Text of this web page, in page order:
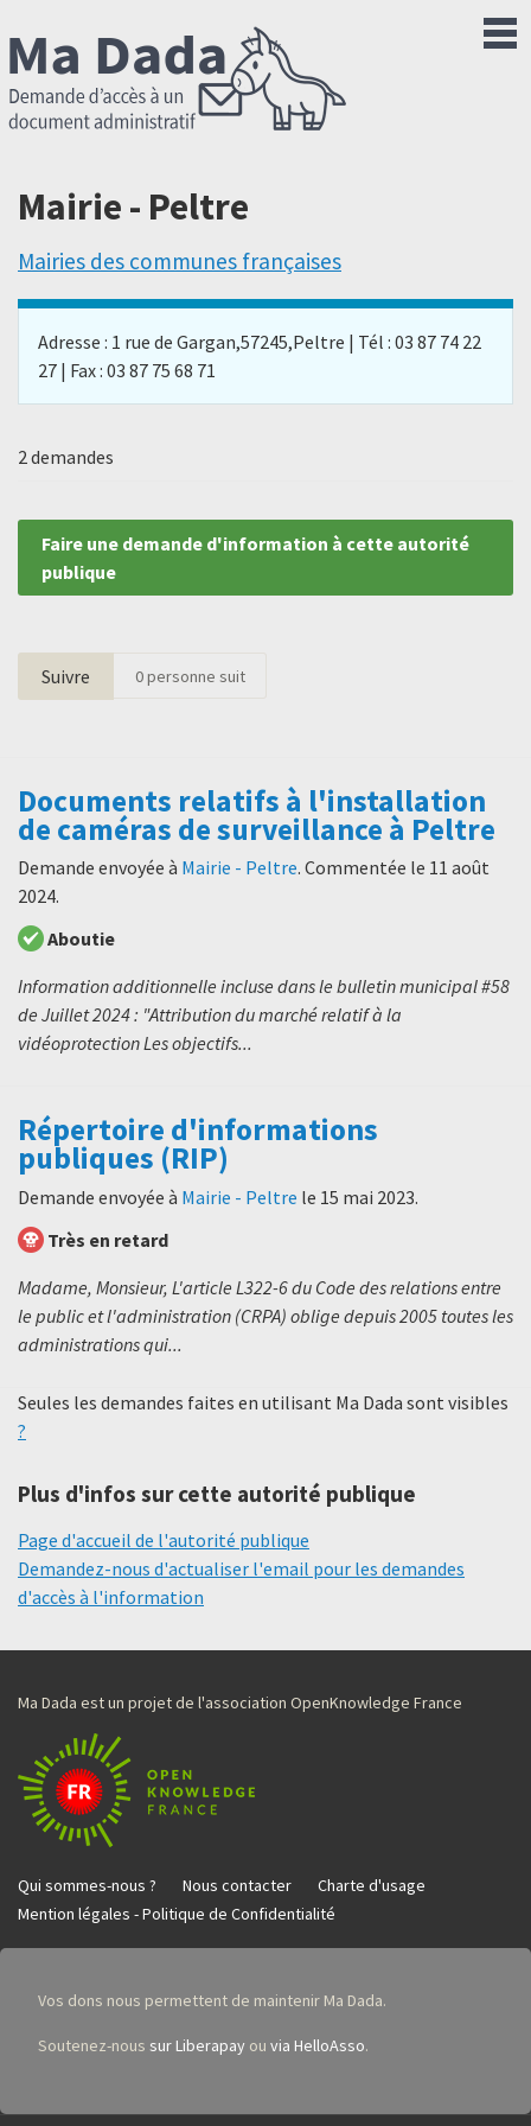
Mairie - Peltre
Mairies des communes françaises
Adresse : 1 rue de Gargan,57245,Peltre | Tél : 03 87 74 22
27 | Fax : 03 87 75 68 71
2 demandes
Faire une demande d'information à cette autorité
publique
Suivre 0personne suit
Documents relatifs à l'installation
de caméras de surveillance à Peltre
Demande envoyée à Mairie - Peltre. Commentée le 11 août
2024.
Aboutie
Information additionnelle incluse dans le bulletin municipal #58
de Juillet 2024 : "Attribution du marché relatif à la
vidéoprotection Les objectifs...
Répertoire d'informations
publiques (RIP)
Demande envoyée à Mairie - Peltre le 15 mai 2023.
Très en retard
Madame, Monsieur, L'article L322-6 du Code des relations entre
le public et l'administration (CRPA) oblige depuis 2005 toutes les
administrations qui...
Seules les demandes faites en utilisant Ma Dada sont visibles
?
Plus d'infos sur cette autorité publique
Page d'accueil de l'autorité publique
Demandez-nous d'actualiser l'email pour les demandes
d'accès à l'information
Ma Dada est un projet de l'association OpenKnowledge France
Qui sommes-nous ? Nous contacter
Charte d'usage
Mention légales - Politique de Confidentialité
Vos dons nous permettent de maintenir Ma Dada.
Soutenez-nous sur Liberapay ou via HelloAsso.